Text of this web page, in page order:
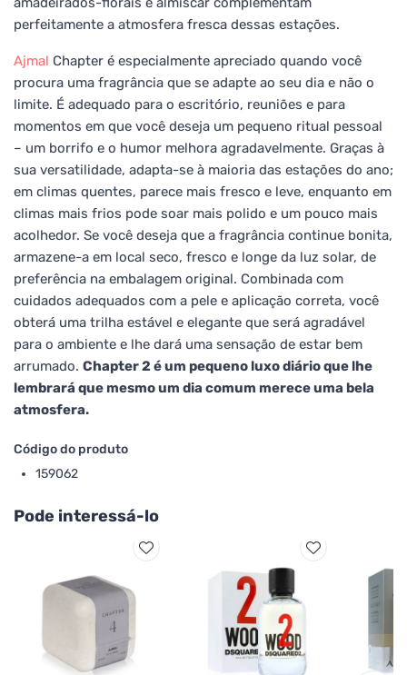
perfeitamente a atmosfera fresca dessas estações.
Ajmal Chapter é especialmente apreciado quando você
procura uma fragrância que se adapte ao seu dia e não o
limite. É adequado para o escritório, reuniões e para
momentos em que você deseja um pequeno ritual pessoal
– um borrifo e o humor melhora agradavelmente. Graças à
sua versatilidade, adapta-se à maioria das estações do ano;
em climas quentes, parece mais fresco e leve, enquanto em
climas mais frios pode soar mais polido e um pouco mais
acolhedor. Se você deseja que a fragrância continue bonita,
armazene-a em local seco, fresco e longe da luz solar, de
preferência na embalagem original. Combinada com
cuidados adequados com a pele e aplicação correta, você
obterá uma trilha estável e elegante que será agradável
para o ambiente e lhe dará uma sensação de estar bem
arrumado. Chapter 2 é um pequeno luxo diário que lhe
lembrará que mesmo um dia comum merece uma bela
atmosfera.
Código do produto
159062
Pode interessá-lo